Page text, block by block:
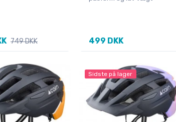
749 DKK 499 DKK
Sidste på lager